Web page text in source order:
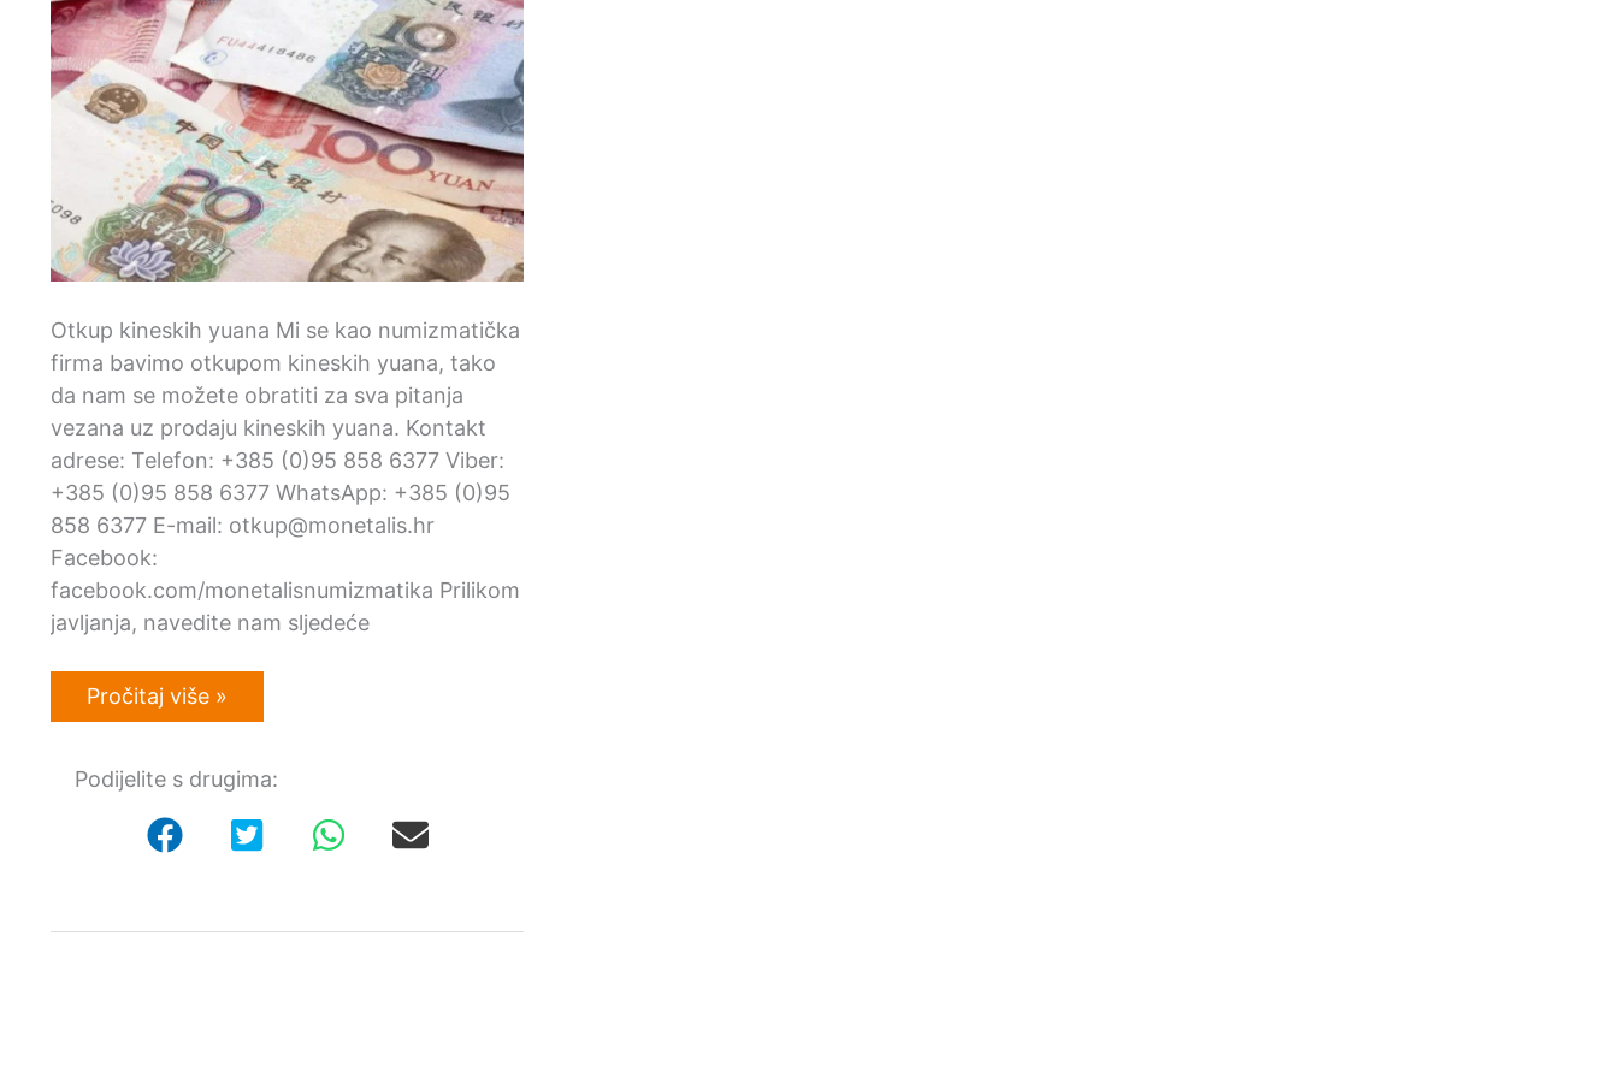
Otkup kineskih yuana Mi se kao numizmatička
firma bavimo otkupom kineskih yuana, tako
da nam se možete obratiti za sva pitanja
vezana uz prodaju kineskih yuana. Kontakt
adrese: Telefon: +385 (0)95 858 6377 Viber:
+385 (0)95 858 6377 WhatsApp: +385 (0)95
858 6377 E-mail: otkup@monetalis.hr
Facebook:
facebook.com/monetalisnumizmatika Prilikom
javljanja, navedite nam sljedeće
Kineska
valuta
kineski
Hrvatskoj
Pročitaj više »
Podijelite s drugima: